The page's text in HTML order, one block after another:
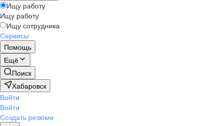
Ищу работу
Ищу работу
Ищу сотрудника
Сервисы
Помощь
Ещё
Поиск
Хабаровск
Войти
Войти
Создать резюме